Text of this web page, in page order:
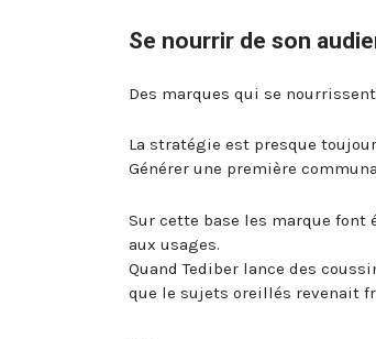
Se nourrir de son
Des marques qui se
La stratégie est presque
Générer une première
Sur cette base les marque font
aux usages.
Quand Tediber lance des
que le sujets oreillés revenait